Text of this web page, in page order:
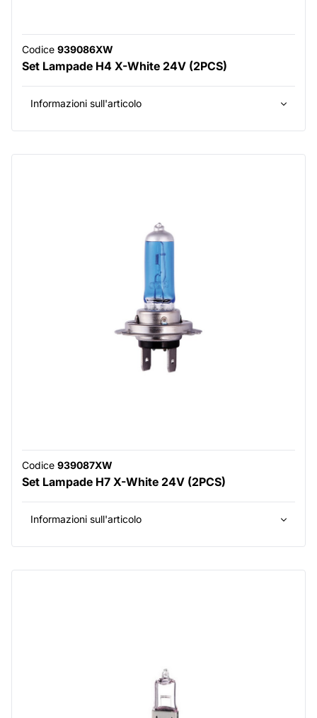
Codice 939086XW
Set Lampade H4 X-White 24V (2PCS)
Informazioni sull'articolo
Codice 939087XW
Set Lampade H7 X-White 24V (2PCS)
Informazioni sull'articolo